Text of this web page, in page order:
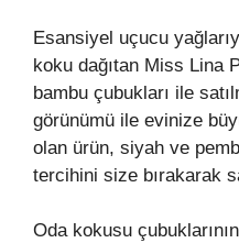
Esansiyel uçucu
koku dağıtan Miss Lina
bambu çubukları ile
görünümü ile evinize
olan ürün, siyah ve
tercihini size bırakarak
Oda kokusu